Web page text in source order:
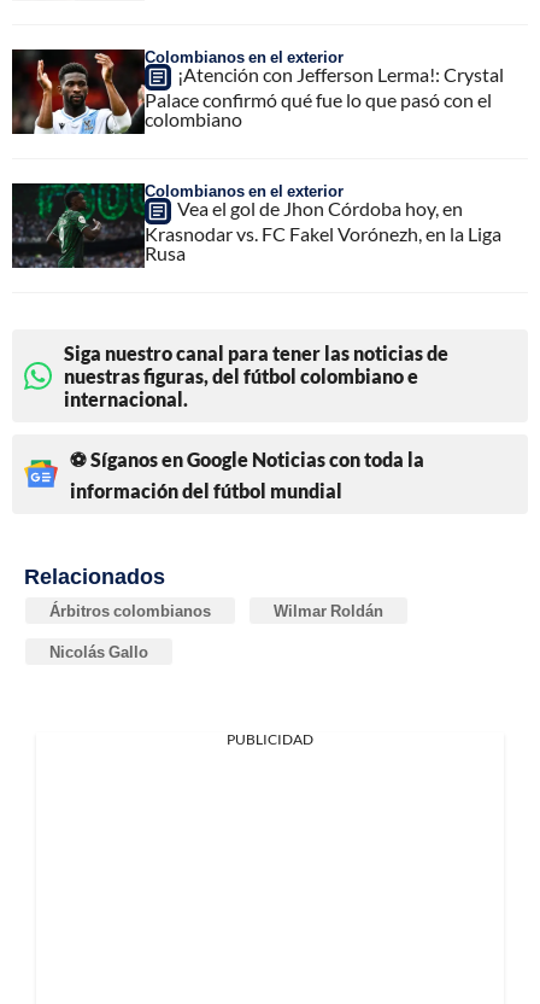
Colombianos en el exterior
¡Atención con Jefferson Lerma!: Crystal
Palace confirmó qué fue lo que pasó con el
colombiano
Colombianos en el exterior
Vea el gol de Jhon Córdoba hoy, en
Krasnodar vs. FC Fakel Vorónezh, en la Liga
Rusa
Siga nuestro canal para tener las noticias de
nuestras figuras, del fútbol colombiano e
internacional.
⚽ Síganos en Google Noticias con toda la
información del fútbol mundial
Relacionados
Árbitros colombianos Wilmar Roldán
Nicolás Gallo
PUBLICIDAD